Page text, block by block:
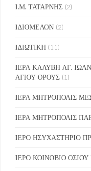
Ι.Μ. ΤΑΤΑΡΝΗΣ (2)
ΙΔΙΟΜΕΛΟΝ (2)
ΙΔΙΩΤΙΚΗ (11)
ΙΕΡΑ ΚΑΛΥΒΗ ΑΓ.
ΑΓΙΟΥ ΟΡΟΥΣ (1)
ΙΕΡΑ ΜΗΤΡΟΠΟΛΙΣ
ΙΕΡΑ ΜΗΤΡΟΠΟΛΙΣ
ΙΕΡΟ ΗΣΥΧΑΣΤΗΡΙΟ
ΙΕΡΟ ΚΟΙΝΟΒΙΟ